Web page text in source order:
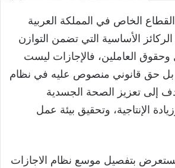
الخاص في المملكة العربية
الأساسية التي تضمن التوازن
العاملين، فالإجازات ليست
بل حق قانوني منصوص عليه في نظام
إلى تعزيز الصحة الجسدية
الإنتاجية، وتحقيق بيئة عمل
بتفصيل موسع نظام الاجازات